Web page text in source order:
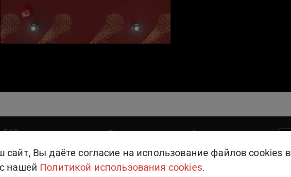
FAQ
Поддержка пользователей
сайт, Вы даёте согласие на использование файлов cookies в
нашей Политикой использования cookies.